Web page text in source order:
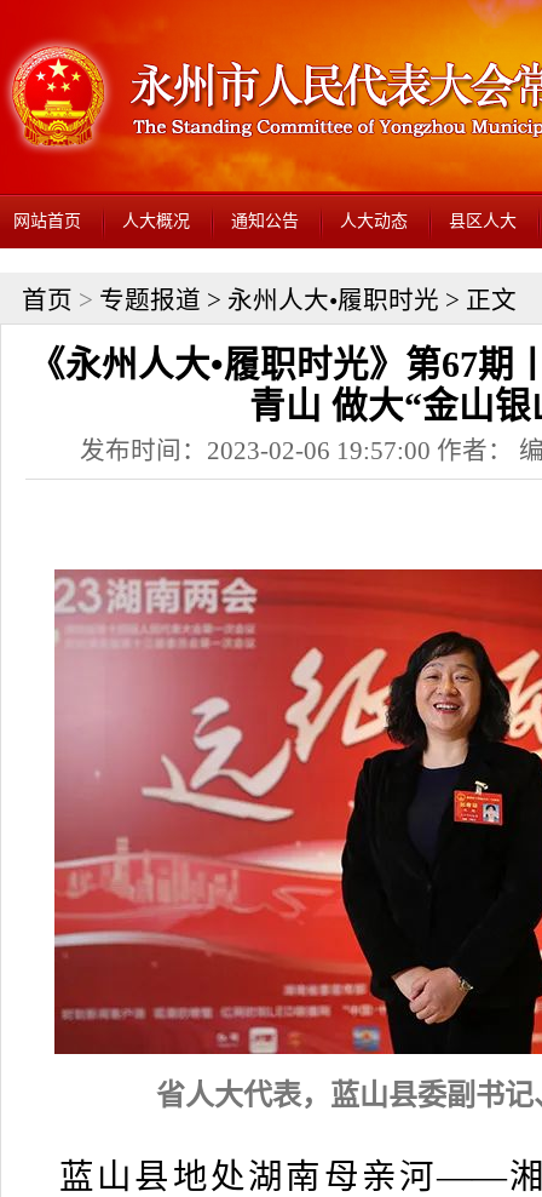
网站首页 人大概况 通知公告 人大动态 县区人大
首页 > 专题报道 > 永州人大•履职时光 > 正文
《永州人大•履职时光》第67期
青山 做大“金山银
发布时间：2023-02-06 19:57:00 作者：
省人大代表，蓝山县委副书
蓝山县地处湖南母亲河——